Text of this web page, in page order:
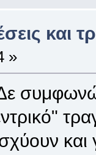
και
»
και